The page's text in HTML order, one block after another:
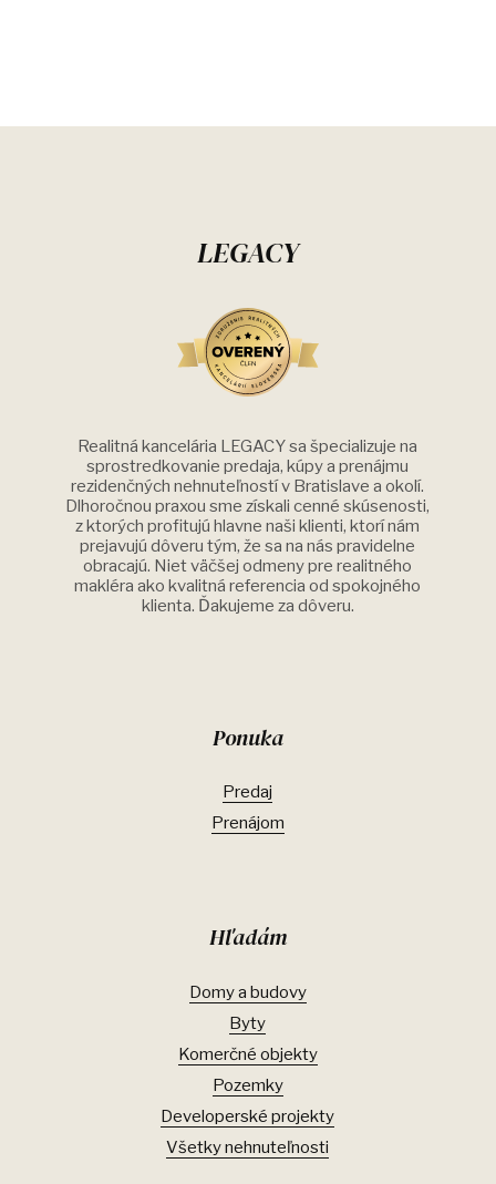
LEGACY
Realitná kancelária LEGACY sa špecializuje na
sprostredkovanie predaja, kúpy a prenájmu
rezidenčných nehnuteľností v Bratislave a okolí.
Dlhoročnou praxou sme získali cenné skúsenosti,
z ktorých profitujú hlavne naši klienti, ktorí nám
prejavujú dôveru tým, že sa na nás pravidelne
obracajú. Niet väčšej odmeny pre realitného
makléra ako kvalitná referencia od spokojného
klienta. Ďakujeme za dôveru.
Ponuka
Predaj
Prenájom
Hľadám
Domy a budovy
Byty
Komerčné objekty
Pozemky
Developerské projekty
Všetky nehnuteľnosti